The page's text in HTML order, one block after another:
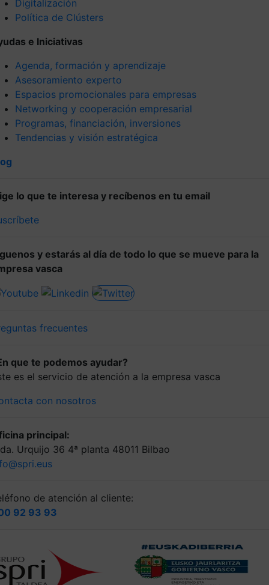
Digitalización
Política de Clústers
e Iniciativas
Agenda, formación y aprendizaje
Asesoramiento experto
Espacios promocionales para empresas
Networking y cooperación empresarial
Programas, financiación, inversiones
Tendencias y visión estratégica
lo que te interesa y recíbenos en tu email
y estarás al día de todo lo que se mueve para la
vasca
frecuentes
que te podemos ayudar?
es el servicio de atención a la empresa vasca
con nosotros
principal:
Urquijo 36 4ª planta 48011 Bilbao
de atención al cliente:
92 93 93